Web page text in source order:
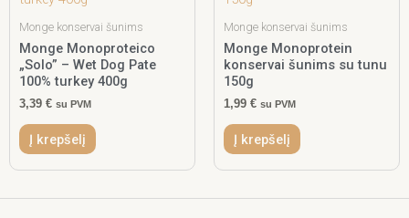
Monge konservai šunims
Monge Monoproteico
„Solo” – Wet Dog Pate
100% turkey 400g
3,39 € su PVM
Į krepšelį
Monge konservai šunims
Monge Monoprotein
konservai šunims su tunu
150g
1,99 € su PVM
Į krepšelį